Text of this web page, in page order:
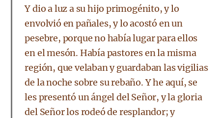
Y dio a luz a su hijo primogénito, y lo
envolvió en pañales, y lo acostó en un
pesebre, porque no había lugar para ellos
en el mesón. Había pastores en la misma
región, que velaban y guardaban las vigilias
de la noche sobre su rebaño. Y he aquí, se
les presentó un ángel del Señor, y la gloria
del Señor los rodeó de resplandor; y